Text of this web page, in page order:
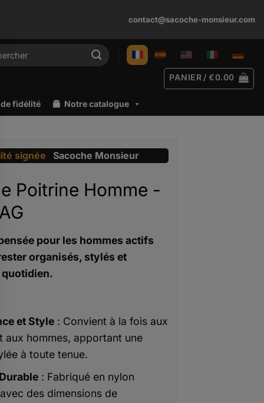
contact@sacoche-monsieur.com
PANIER / €0.00
de fidélité Notre catalogue
signée Sacoche Monsieur
Poitrine Homme -
pour les hommes actifs
organisés, stylés et
quotidien.
et Style: Convient à la fois aux
aux hommes, apportant une
à toute tenue.
: Fabriqué en nylon
avec des dimensions de